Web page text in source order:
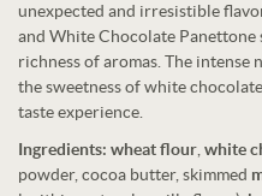
unexpected and irresistible
and White Chocolate
richness of aromas. The
the sweetness of white
taste experience.
Ingredients: wheat flour white
powder, cocoa butter, skimmed